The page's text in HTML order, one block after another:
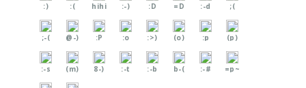
:) :( hihi :-) :D =D :-d ;(
;-( @-) :P :o :>) (o) :p (p)
:-s (m) 8-) :-t :-b b-( :-# =p~